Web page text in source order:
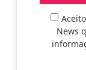
News